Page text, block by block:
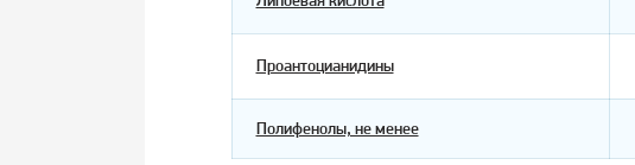
Проантоцианидины
Полифенолы, не менее